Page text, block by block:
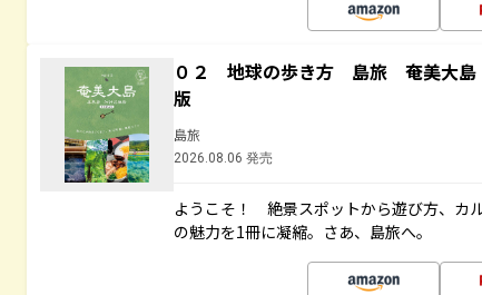
０２ 地球の歩き方 島旅 奄美大
版
島旅
2026.08.06 発売
ようこそ！ 絶景スポットから遊び方、カ
の魅力を1冊に凝縮。さあ、島旅へ。